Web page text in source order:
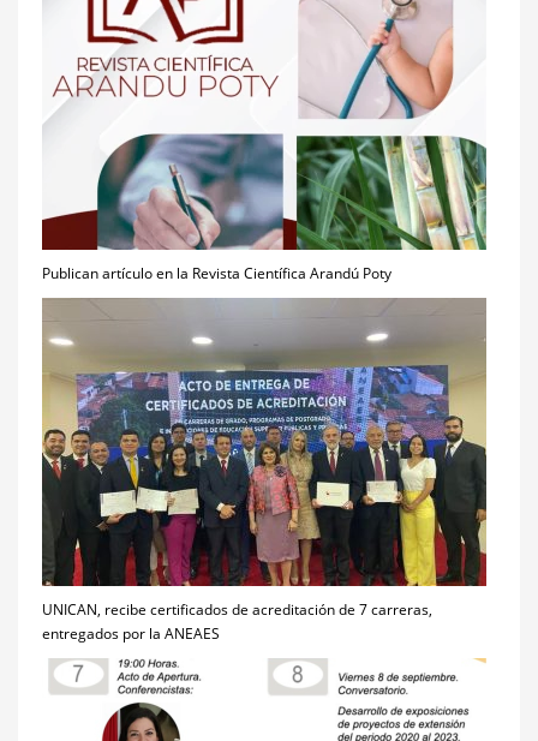
Publican artículo en la Revista Científica Arandú Poty
UNICAN, recibe certificados de acreditación de 7 carreras,
entregados por la ANEAES